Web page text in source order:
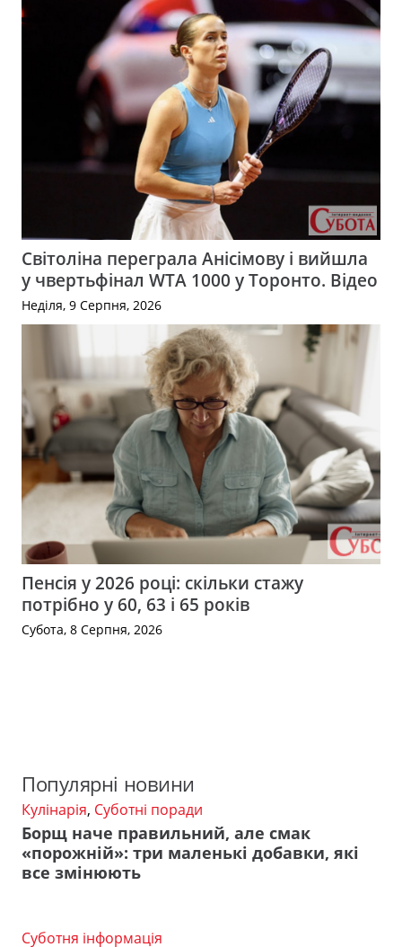
Світоліна переграла Анісімову і вийшла
у чвертьфінал WTA 1000 у Торонто. Відео
Неділя, 9 Серпня, 2026
Пенсія у 2026 році: скільки стажу
потрібно у 60, 63 і 65 років
Субота, 8 Серпня, 2026
Популярні новини
Кулінарія, Суботні поради
Борщ наче правильний, але смак
«порожній»: три маленькі добавки, які
все змінюють
Суботня інформація